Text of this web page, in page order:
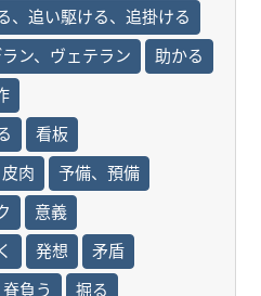
、追い駆ける、追掛ける
ン、ヴェテラン
助かる
看板
皮肉
予備、預備
意義
発想
矛盾
負う
掘る